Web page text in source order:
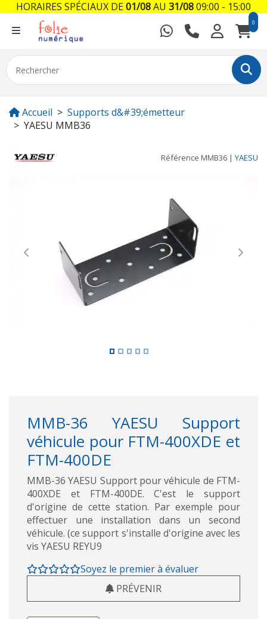
0
Accueil
Supports d&#39;émetteur
YAESU MMB36
Référence MMB36 | YAESU
Previous Next
MMB-36 YAESU Support
véhicule pour FTM-400XDE et
FTM-400DE
MMB-36 YAESU Support pour véhicule de FTM-
400XDE et FTM-400DE. C'est le support
d'origine de cette station. Par exemple pour
effectuer une installation dans un second
véhicule. (ce support s'installe d'origine avec les
vis YAESU REYU9
Soyez le premier à évaluer
PRÉVENIR
HORAIRES SPÉCIAUX DE01/08AU 31/0809:00 - 15:00